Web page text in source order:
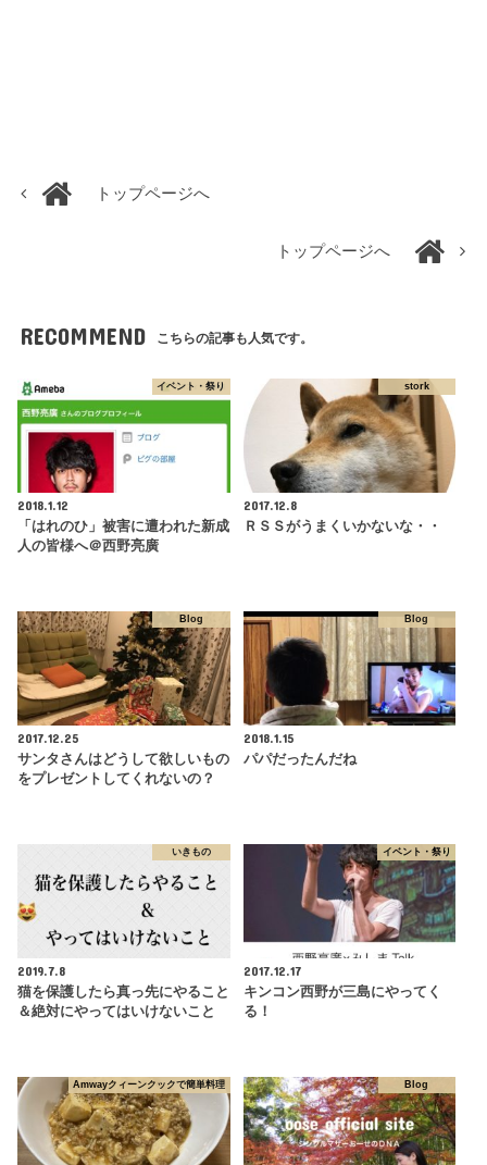
トップページへ
トップページへ
RECOMMEND こちらの記事も人気です。
イベント・祭り
2018.1.12
「はれのひ」被害に遭われた新成
人の皆様へ＠西野亮廣
stork
2017.12.8
ＲＳＳがうまくいかないな・・
Blog
2017.12.25
サンタさんはどうして欲しいもの
をプレゼントしてくれないの？
Blog
2018.1.15
パパだったんだね
いきもの
2019.7.8
猫を保護したら真っ先にやること
＆絶対にやってはいけないこと
イベント・祭り
2017.12.17
キンコン西野が三島にやってく
る！
Amwayクィーンクックで簡単料理 Blog